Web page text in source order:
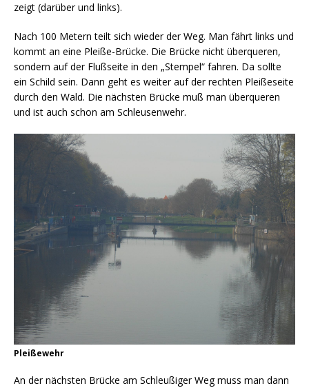
zeigt (darüber und links).
Nach 100 Metern teilt sich wieder der Weg. Man fährt links und
kommt an eine Pleiße-Brücke. Die Brücke nicht überqueren,
sondern auf der Flußseite in den „Stempel“ fahren. Da sollte
ein Schild sein. Dann geht es weiter auf der rechten Pleißeseite
durch den Wald. Die nächsten Brücke muß man überqueren
und ist auch schon am Schleusenwehr.
Pleißewehr
An der nächsten Brücke am Schleußiger Weg muss man dann